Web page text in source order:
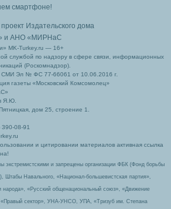
смартфоне!
Издательского дома
и АНО «МИРНаС
MK-Turkey.ru — 16+
службой по надзору в сфере связи, информационных
(Роскомнадзор).
СМИ Эл № ФС 77-66061 от 10.06.2016 г.
газеты «Московский Комсомолец»
Я.Ю.
дом 25, строение 1.
390-08-91
и цитировании материалов активная ссылка
экстремистскими и запрещены организации ФБК (Фонд борьбы
Штабы Навального, «Национал-большевистская партия»,
народа», «Русский общенациональный союз», «Движение
«Правый сектор», УНА-УНСО, УПА, «Тризуб им. Степана